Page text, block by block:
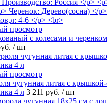
просмотр
с колесами и
/ шт
просмотр
чугунная литая с крышкой-
4 л 3 211 руб. / шт